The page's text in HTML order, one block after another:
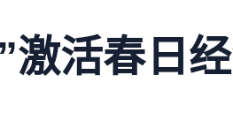
激活春日